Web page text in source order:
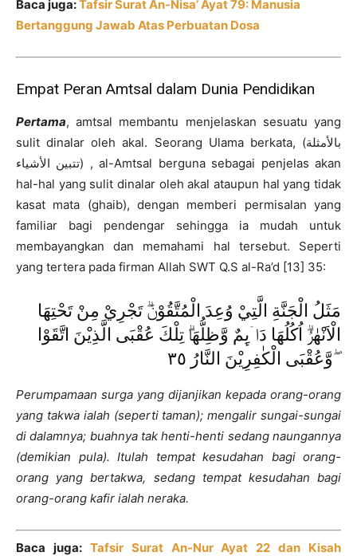
Baca juga:Tafsir Surat An-Nisa’ Ayat 79: Manusia
Bertanggung Jawab Atas Perbuatan Dosa
Empat Peran Amtsal dalam Dunia Pendidikan
Pertama, amtsal membantu menjelaskan sesuatu yang
sulit dinalar oleh akal. Seorang Ulama berkata, (بالأمثلة
تتبين الأشياء) , al-Amtsal berguna sebagai penjelas akan
hal-hal yang sulit dinalar oleh akal ataupun hal yang tidak
kasat mata (ghaib), dengan memberi permisalan yang
familiar bagi pendengar sehingga ia mudah untuk
membayangkan dan memahami hal tersebut. Seperti
yang tertera pada firman Allah SWT Q.S al-Ra’d [13] 35:
الْاَنْهٰرُۗ اُكُلُهَا دَاۤىِٕمٌ وَّظِلُّهَاۗ تِلْكَ عُقْبَى الَّذِيْنَ اتَّقَوْا
ۖوَّعُقْبَى الْكٰفِرِيْنَ النَّارُ ٣٥
Perumpamaan surga yang dijanjikan kepada orang-orang
yang takwa ialah (seperti taman); mengalir sungai-sungai
di dalamnya; buahnya tak henti-henti sedang naungannya
(demikian pula). Itulah tempat kesudahan bagi orang-
orang yang bertakwa, sedang tempat kesudahan bagi
orang-orang kafir ialah neraka.
Baca juga: Tafsir Surat An-Nur Ayat 22 dan Kisah